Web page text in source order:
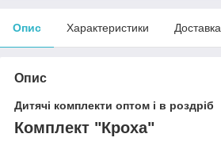
Опис Характеристики Доставка
Опис
Дитячі комплекти оптом і в роздріб
Комплект "Кроха"